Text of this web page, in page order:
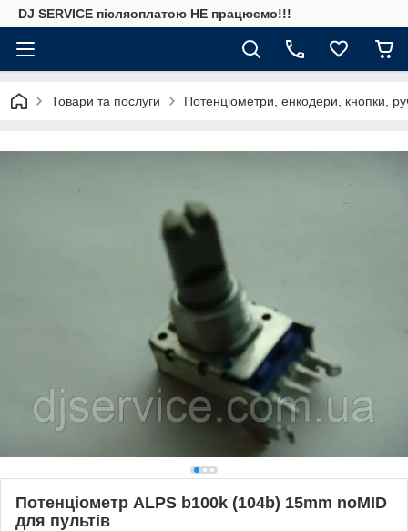
DJ SERVICE пiсляоплатою НЕ працюємо!!!
Товари та послуги Потенціометри, енкодери, кнопки,
Потенціометр ALPS b100k (104b) 15mm noMID
для пультів